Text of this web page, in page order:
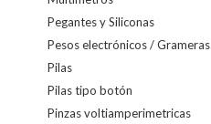
Pegantes y Siliconas
Pesos electrónicos / Grameras
Pilas
Pilas tipo botón
Pinzas voltiamperimetricas